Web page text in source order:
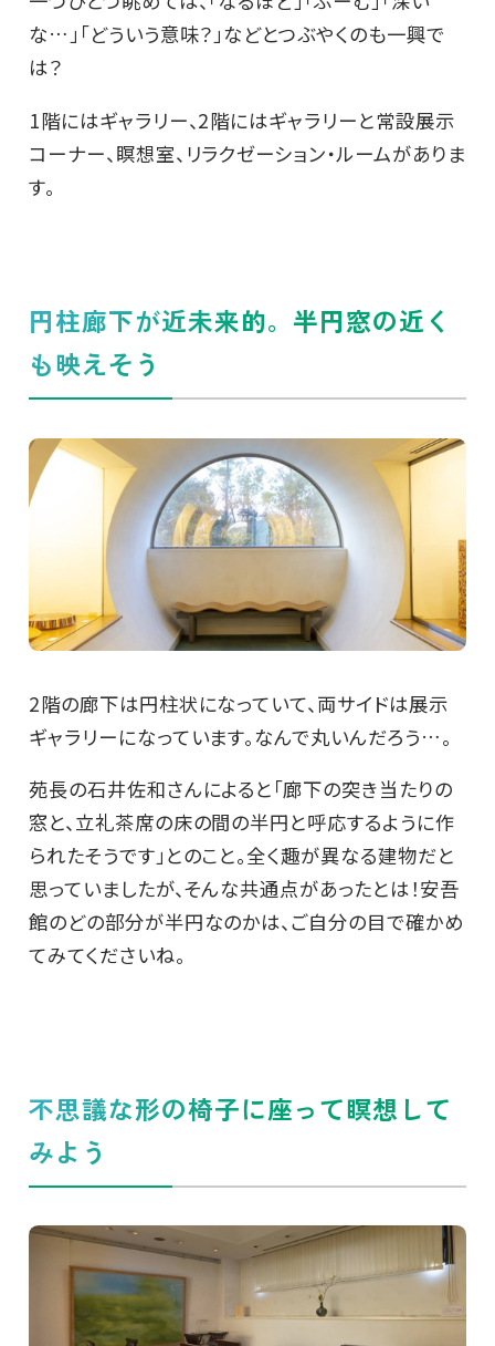
な…」「どういう意味？」などとつぶやくのも一興で
は？
1階にはギャラリー、2階にはギャラリーと常設展示
コーナー、瞑想室、リラクゼーション・ルームがありま
す。
円柱廊下が近未来的。半円窓の近く
も映えそう
2階の廊下は円柱状になっていて、両サイドは展示
ギャラリーになっています。なんで丸いんだろう…。
苑長の石井佐和さんによると「廊下の突き当たりの
窓と、立礼茶席の床の間の半円と呼応するように作
られたそうです」とのこと。全く趣が異なる建物だと
思っていましたが、そんな共通点があったとは！安吾
館のどの部分が半円なのかは、ご自分の目で確かめ
てみてくださいね。
不思議な形の椅子に座って瞑想して
みよう